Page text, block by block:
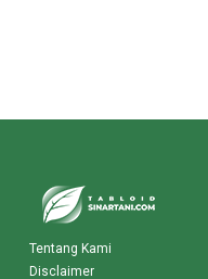
Tentang Kami
Disclaimer